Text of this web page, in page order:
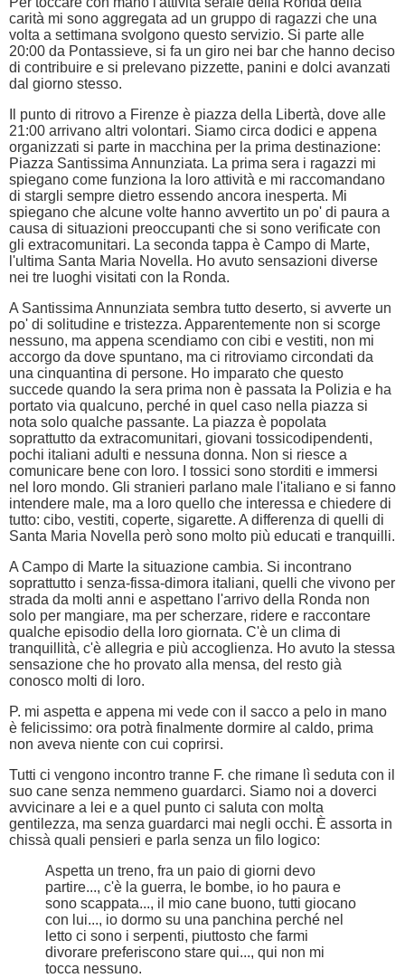
carità mi sono aggregata ad un gruppo di ragazzi che una
volta a settimana svolgono questo servizio. Si parte alle
20:00 da Pontassieve, si fa un giro nei bar che hanno deciso
di contribuire e si prelevano pizzette, panini e dolci avanzati
dal giorno stesso.
Il punto di ritrovo a Firenze è piazza della Libertà, dove alle
21:00 arrivano altri volontari. Siamo circa dodici e appena
organizzati si parte in macchina per la prima destinazione:
Piazza Santissima Annunziata. La prima sera i ragazzi mi
spiegano come funziona la loro attività e mi raccomandano
di stargli sempre dietro essendo ancora inesperta. Mi
spiegano che alcune volte hanno avvertito un po' di paura a
causa di situazioni preoccupanti che si sono verificate con
gli extracomunitari. La seconda tappa è Campo di Marte,
l'ultima Santa Maria Novella. Ho avuto sensazioni diverse
nei tre luoghi visitati con la Ronda.
A Santissima Annunziata sembra tutto deserto, si avverte un
po' di solitudine e tristezza. Apparentemente non si scorge
nessuno, ma appena scendiamo con cibi e vestiti, non mi
accorgo da dove spuntano, ma ci ritroviamo circondati da
una cinquantina di persone. Ho imparato che questo
succede quando la sera prima non è passata la Polizia e ha
portato via qualcuno, perché in quel caso nella piazza si
nota solo qualche passante. La piazza è popolata
soprattutto da extracomunitari, giovani tossicodipendenti,
pochi italiani adulti e nessuna donna. Non si riesce a
comunicare bene con loro. I tossici sono storditi e immersi
nel loro mondo. Gli stranieri parlano male l'italiano e si fanno
intendere male, ma a loro quello che interessa e chiedere di
tutto: cibo, vestiti, coperte, sigarette. A differenza di quelli di
Santa Maria Novella però sono molto più educati e tranquilli.
A Campo di Marte la situazione cambia. Si incontrano
soprattutto i senza-fissa-dimora italiani, quelli che vivono per
strada da molti anni e aspettano l'arrivo della Ronda non
solo per mangiare, ma per scherzare, ridere e raccontare
qualche episodio della loro giornata. C'è un clima di
tranquillità, c'è allegria e più accoglienza. Ho avuto la stessa
sensazione che ho provato alla mensa, del resto già
conosco molti di loro.
P. mi aspetta e appena mi vede con il sacco a pelo in mano
è felicissimo: ora potrà finalmente dormire al caldo, prima
non aveva niente con cui coprirsi.
Tutti ci vengono incontro tranne F. che rimane lì seduta con il
suo cane senza nemmeno guardarci. Siamo noi a doverci
avvicinare a lei e a quel punto ci saluta con molta
gentilezza, ma senza guardarci mai negli occhi. È assorta in
chissà quali pensieri e parla senza un filo logico:
Aspetta un treno, fra un paio di giorni devo
partire..., c'è la guerra, le bombe, io ho paura e
sono scappata..., il mio cane buono, tutti giocano
con lui..., io dormo su una panchina perché nel
letto ci sono i serpenti, piuttosto che farmi
divorare preferiscono stare qui..., qui non mi
tocca nessuno.